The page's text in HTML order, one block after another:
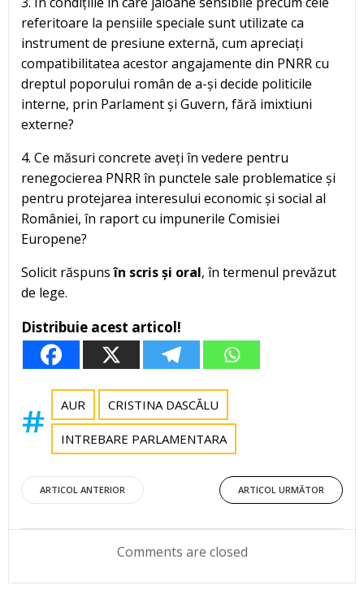
referitoare la pensiile speciale sunt utilizate ca
instrument de presiune externă, cum apreciați
compatibilitatea acestor angajamente din PNRR cu
dreptul poporului român de a-și decide politicile
interne, prin Parlament și Guvern, fără imixtiuni
externe?
4. Ce măsuri concrete aveți în vedere pentru
renegocierea PNRR în punctele sale problematice și
pentru protejarea interesului economic și social al
României, în raport cu impunerile Comisiei
Europene?
Solicit răspunsîn scris și oral, în termenul prevăzut
de lege.
Distribuie acest articol!
AUR CRISTINA DASCĂLU
INTREBARE PARLAMENTARA
Post
navigation
ARTICOL ANTERIOR
Post
navigation
ARTICOL URMĂTOR
Comments are closed